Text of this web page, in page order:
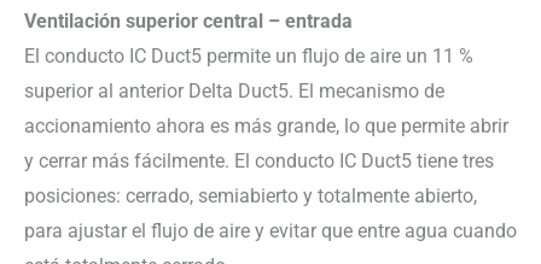
Ventilación superior central – entrada
El conducto IC Duct5 permite un flujo de aire un 11 %
superior al anterior Delta Duct5. El mecanismo de
accionamiento ahora es más grande, lo que permite abrir
y cerrar más fácilmente. El conducto IC Duct5 tiene tres
posiciones: cerrado, semiabierto y totalmente abierto,
para ajustar el flujo de aire y evitar que entre agua cuando